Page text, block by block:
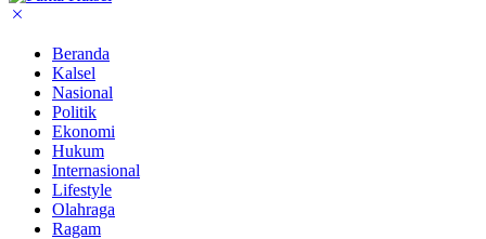
Beranda
Kalsel
Nasional
Politik
Ekonomi
Hukum
Internasional
Lifestyle
Olahraga
Ragam